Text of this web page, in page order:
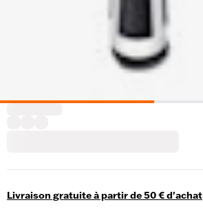
Livraison gratuite à partir de 50 € d'achat